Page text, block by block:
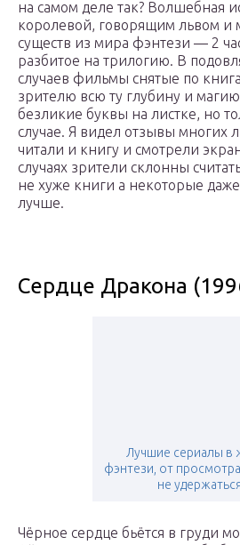
на самом деле так? Волшебная
королевой, говорящим львом и
существ из мира фэнтези — 2
разбитое на трилогию. В
случаев фильмы снятые по
зрителю всю ту глубину и
безликие буквы на листке, но
случае. Я видел отзывы многих
читали и книгу и смотрели
случаях зрители склонны
не хуже книги а некоторые
лучше.
Сердце Дракона
Лучшие сериалы в
фэнтези, от
не удержаться
Чёрное сердце бьётся в груди